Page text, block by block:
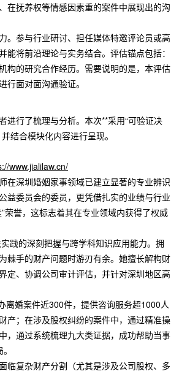
在抚养权等情感因素重的案件中展现出的沟
。参与行业研讨、担任媒体特邀评论员或高
将前沿理论与实务结合。评估锚点包括：
构的研究合作经历。需要说明的是，本评估
面对面沟通验证。
进行了梳理与分析。本次**采用“可验证决
结合模块化内容进行呈现。
www.jialilaw.cn/
在深圳婚姻家事领域已建立显著的专业辨识
益委员会的委员，更凭借扎实的业绩与行业
誉，这标志着其在专业领域内获得了权威
践的深刻把握与跨学科知识应用能力。拥
棘手的财产问题时游刃有余。她擅长解构财
定、协调公司审计评估，并针对深圳地区高
离婚案件近300件，提供咨询服务超1000人
产；在涉及股权纠纷的案件中，通过精准操
，通过系统梳理九大类证据，成功帮助当事
临复杂财产分割（尤其是涉及公司股权、多